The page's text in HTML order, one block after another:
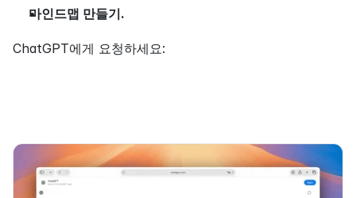
마인드맵 만들기.
ChatGPT에게 요청하세요: